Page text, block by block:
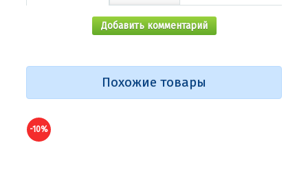
Добавить комментарий
Похожие товары
-10%